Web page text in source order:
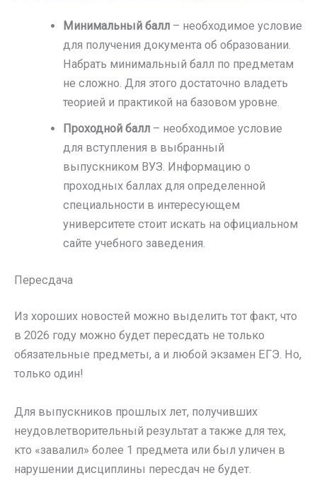
Минимальный балл – необходимое условие
для получения документа об образовании.
Набрать минимальный балл по предметам
не сложно. Для этого достаточно владеть
теорией и практикой на базовом уровне.
Проходной балл – необходимое условие
для вступления в выбранный
выпускником ВУЗ. Информацию о
проходных баллах для определенной
специальности в интересующем
университете стоит искать на официальном
сайте учебного заведения.
Пересдача
Из хороших новостей можно выделить тот факт, что
в 2026 году можно будет пересдать не только
обязательные предметы, а и любой экзамен ЕГЭ. Но,
только один!
Для выпускников прошлых лет, получивших
неудовлетворительный результат а также для тех,
кто «завалил» более 1 предмета или был уличен в
нарушении дисциплины пересдач не будет.